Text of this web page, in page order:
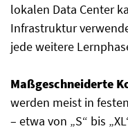
lokalen Data Center
Infrastruktur
jede weitere
Maßgeschneiderte
werden meist in
– etwa von „S“ bis